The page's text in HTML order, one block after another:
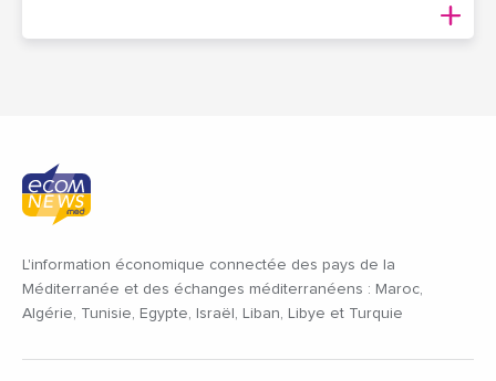
L'information économique connectée des pays de la
Méditerranée et des échanges méditerranéens : Maroc,
Algérie, Tunisie, Egypte, Israël, Liban, Libye et Turquie